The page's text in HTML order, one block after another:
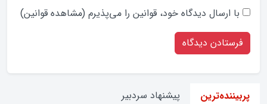
با ارسال دیدگاه‌ خود، قوانین را می‌پذیرم (مشاهده قوانین)
پربیننده‌ترین پیشنهاد سردبیر